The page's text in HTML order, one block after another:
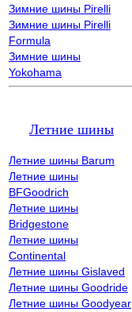
Зимние шины Pirelli
Зимние шины Pirelli
Formula
Зимние шины
Yokohama
Летние шины
Летние шины Barum
Летние шины
BFGoodrich
Летние шины
Bridgestone
Летние шины
Continental
Летние шины Gislaved
Летние шины Goodride
Летние шины Goodyear